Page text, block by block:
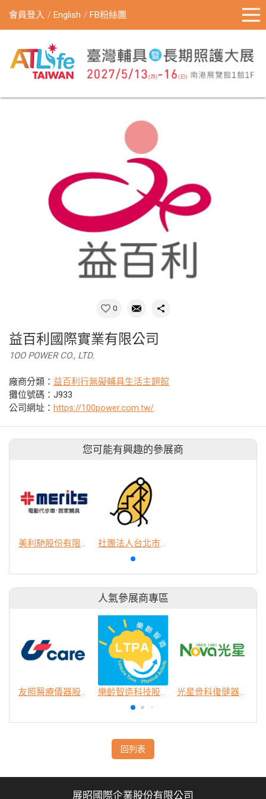
會員登入 English FB粉絲團
0
益百利國際實業有限公司
1OO POWER CO., LTD.
廠商分類： 益百利行無礙輔具生活主題館
攤位號碼：J933
公司網址： https://100power.com.tw/
您可能有興趣的參展商
美利馳股份有限公司 社團法人台北市行無礙資源推廣協會
人氣參展商專區
樂齡智造科技股份有限公司
回列表
展昭國際企業股份有限公司